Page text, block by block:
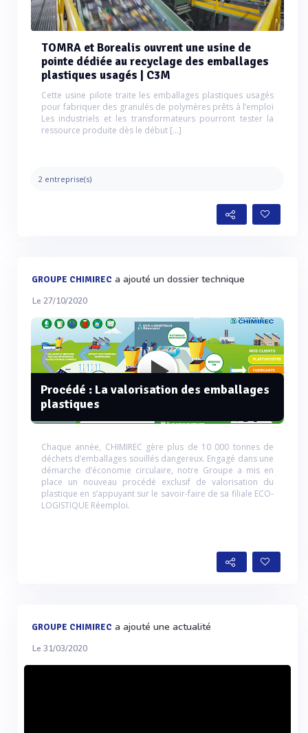
TOMRA et Borealis ouvrent une usine de
pointe dédiée au recyclage des emballages
plastiques usagés | C3M
Cette usine pilote traite les emballages plastiques usagés
pour fabriquer des granulés de polymères prêts à l’emploi
Les industriels et les transformateurs pourront tester la
ressource produite dès le début […]
2 entreprise(s)
GROUPE CHIMIREC a ajouté un dossier technique
Le 27/10/2020
Procédé : La valorisation des emballages
plastiques
Chaque année, CHIMIREC gère plus de 10 000 tonnes de
déchets d’emballages souillés dangereux. Engagé dans une
démarche d’économie circulaire, notre Groupe a mis en
place un nouveau procédé exclusif de valorisation du
plastique en s’appuyant sur le savoir-faire de sa filiale ECO-
LOGISTIQUE Réemploi.
GROUPE CHIMIREC a ajouté une actualité
Le 31/03/2020